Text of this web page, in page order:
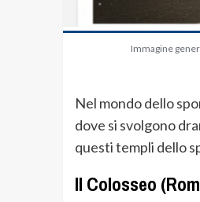
Immagine
Nel mondo dello
dove si svolgono
questi templi dello
Il Colosseo